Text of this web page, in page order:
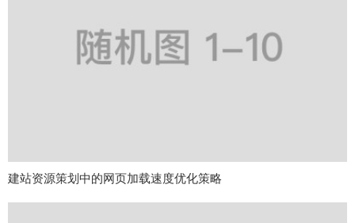
建站资源策划中的网页加载速度优化策略